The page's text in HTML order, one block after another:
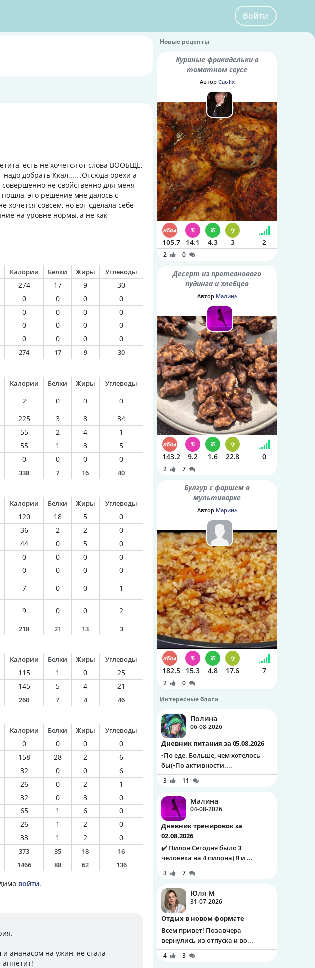
Войти
есть не хочется от слова ВООБЩЕ,
надо добрать Ккал.......Отсюда орехи а
не свойственно для меня -
это решение мне далось с
хочется совсем, но вот сделала себе
на уровне нормы, а не как
Калории Белки Жиры Углеводы
274 17 9
30
0 0 0
0
0 0 0
0
0 0 0
0
0 0 0
0
274 17 9 30
Калории Белки Жиры Углеводы
2 0 0
0
225 3 8
34
55 2 4
1
55 1 3
5
0 0 0
0
338 7 16 40
Калории Белки Жиры Углеводы
120 18 5
0
36 2 2
0
44 0 5
0
0 0 0
0
0 0 0
0
7 0 0
1
9 0 0
2
218 21 13 3
Калории Белки Жиры Углеводы
115 1 0
25
145 5 4
21
260 7 4 46
Калории Белки Жиры Углеводы
0 0 0
0
158 28 2
6
32 0 0
6
26 0 2
1
32 0 3
0
65 1 6
0
26 1 2
0
33 1 2
0
373 35 18 16
1466 88 62 136
войти.
ананасом на ужин, не стала
аппетит!
Новые рецепты
Куриные фрикадельки в
томатном соусе
Автор Cat-lix
105.7 14.1 4.3 3 2
2 0
Десерт из протеинового
пудинга и хлебцев
Автор Малина
143.2 9.2 1.6 22.8 0
2 7
Булгур с фаршем в
мультиварке
Автор Марина
182.5 15.3 4.8 17.6 7
2
0
Интересные блоги
Полина
06-08-2026
Дневник питания за 05.08.2026
▪️По еде. Больше, чем хотелось
бы(▪️По активности....
3 11
Малина
04-08-2026
Дневник тренировок за
02.08.2026
✔️ Пилон Сегодня было 3
человека на 4 пилона) Я и ...
3 7
Юля М
31-07-2026
Отдых в новом формате
Всем привет! Позавчера
вернулись из отпуска и во...
4 3